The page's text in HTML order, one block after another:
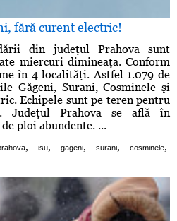
fără curent electric!
din judeţul Prahova sunt
miercuri dimineaţa. Conform
în 4 localităţi. Astfel 1.079 de
Găgeni, Surani, Cosminele şi
Echipele sunt pe teren pentru
Judeţul Prahova se află în
ploi abundente. ...
, isu, gageni, surani, cosminele,